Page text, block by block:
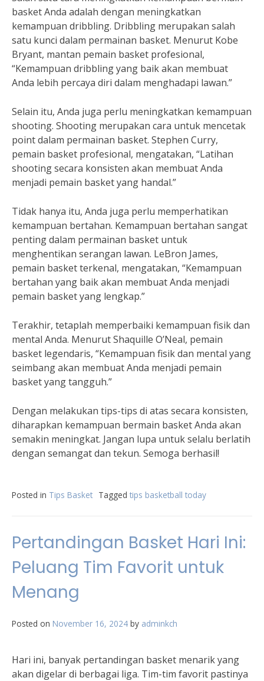
basket Anda adalah dengan meningkatkan
kemampuan dribbling. Dribbling merupakan salah
satu kunci dalam permainan basket. Menurut Kobe
Bryant, mantan pemain basket profesional,
“Kemampuan dribbling yang baik akan membuat
Anda lebih percaya diri dalam menghadapi lawan.”
Selain itu, Anda juga perlu meningkatkan kemampuan
shooting. Shooting merupakan cara untuk mencetak
point dalam permainan basket. Stephen Curry,
pemain basket profesional, mengatakan, “Latihan
shooting secara konsisten akan membuat Anda
menjadi pemain basket yang handal.”
Tidak hanya itu, Anda juga perlu memperhatikan
kemampuan bertahan. Kemampuan bertahan sangat
penting dalam permainan basket untuk
menghentikan serangan lawan. LeBron James,
pemain basket terkenal, mengatakan, “Kemampuan
bertahan yang baik akan membuat Anda menjadi
pemain basket yang lengkap.”
Terakhir, tetaplah memperbaiki kemampuan fisik dan
mental Anda. Menurut Shaquille O’Neal, pemain
basket legendaris, “Kemampuan fisik dan mental yang
seimbang akan membuat Anda menjadi pemain
basket yang tangguh.”
Dengan melakukan tips-tips di atas secara konsisten,
diharapkan kemampuan bermain basket Anda akan
semakin meningkat. Jangan lupa untuk selalu berlatih
dengan semangat dan tekun. Semoga berhasil!
Posted in Tips Basket Tagged tips basketball today
Pertandingan Basket Hari Ini:
Peluang Tim Favorit untuk
Menang
Posted on November 16, 2024 by adminkch
Hari ini, banyak pertandingan basket menarik yang
akan digelar di berbagai liga. Tim-tim favorit pastinya